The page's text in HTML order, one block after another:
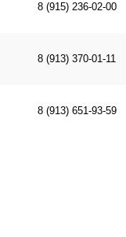
8 (915) 236-02-00
8 (913) 370-01-11
8 (913) 651-93-59